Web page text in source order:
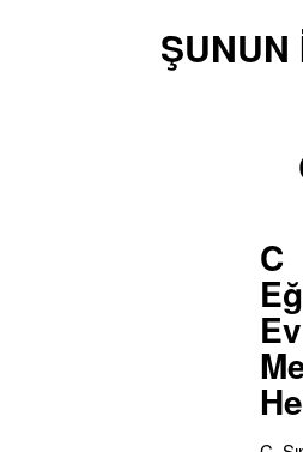
ŞUNUN